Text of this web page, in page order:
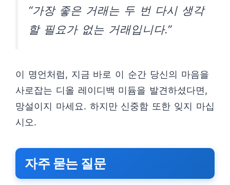
“가장 좋은 거래는 두 번 다시 생각
할 필요가 없는 거래입니다.”
이 명언처럼, 지금 바로 이 순간 당신의 마음을
사로잡는 디올 레이디백 미듐을 발견하셨다면,
망설이지 마세요. 하지만 신중함 또한 잊지 마십
시오.
자주 묻는 질문